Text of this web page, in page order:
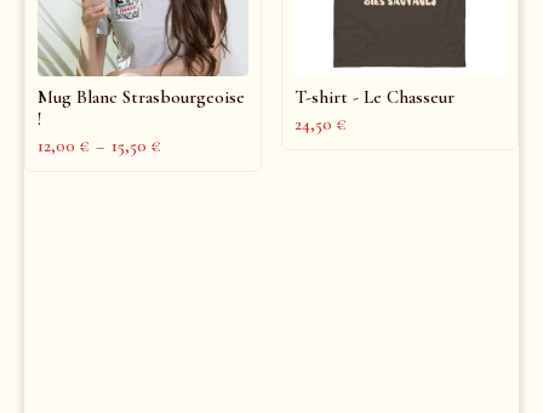
Mug Blanc Strasbourgeoise
!
12,00 € – 15,50 €
T-shirt - Le Chasseur
24,50 €